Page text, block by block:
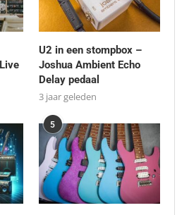
U2 in een stompbox –
Joshua Ambient Echo
Delay pedaal
3 jaar geleden
5